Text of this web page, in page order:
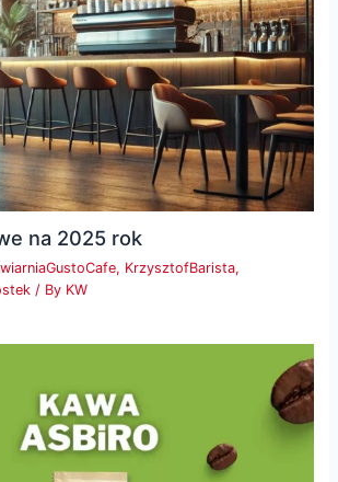
na 2025 rok
, KrzysztofBarista,
/ By KW